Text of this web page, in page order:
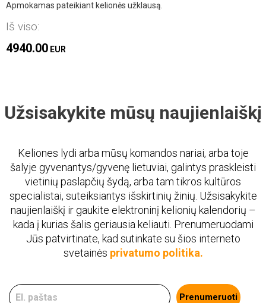
Apmokamas pateikiant kelionės užklausą.
Iš viso:
4940.00 EUR
Užsisakykite mūsų naujienlaiškį
Keliones lydi arba mūsų komandos nariai, arba toje
šalyje gyvenantys/gyvenę lietuviai, galintys praskleisti
vietinių paslapčių šydą, arba tam tikros kultūros
specialistai, suteiksiantys išskirtinių žinių. Užsisakykite
naujienlaiškį ir gaukite elektroninį kelionių kalendorių –
kada į kurias šalis geriausia keliauti. Prenumeruodami
Jūs patvirtinate, kad sutinkate su šios interneto
svetainės privatumo politika.
Prenumeruoti